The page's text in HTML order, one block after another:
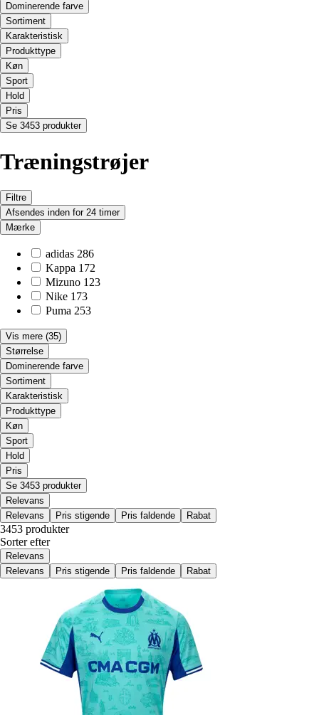
Dominerende farve
Sortiment
Karakteristisk
Produkttype
Køn
Sport
Hold
Pris
Se 3453 produkter
Træningstrøjer
Filtre
Afsendes inden for 24 timer
Mærke
adidas 286
Kappa 172
Mizuno 123
Nike 173
Puma 253
Vis mere (35)
Størrelse
Dominerende farve
Sortiment
Karakteristisk
Produkttype
Køn
Sport
Hold
Pris
Se 3453 produkter
Relevans
Relevans
Pris stigende Pris faldende Rabat
3453 produkter
Sorter efter
Relevans
Relevans
Pris stigende Pris faldende Rabat